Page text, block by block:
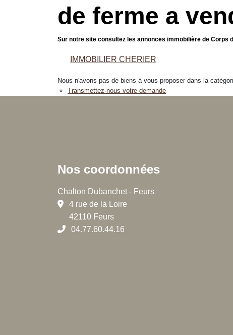
de ferme a
Sur notre site consultez les annonces immobilière de Corps
IMMOBILIER CHERIER
Nous n'avons pas de biens à vous proposer dans la
Transmettez-nous votre demande
Nos coordonnées
Chalton Dubanchet - Feurs
4 rue de la Loire
42110 Feurs
04.77.60.44.16